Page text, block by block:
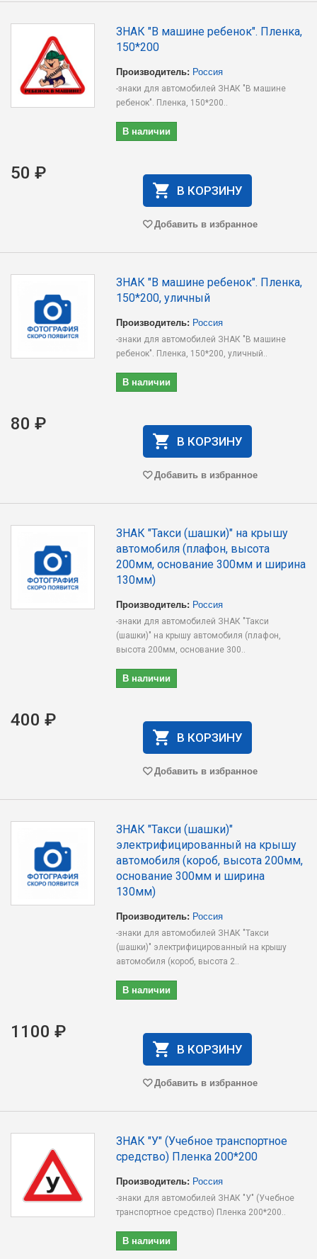
ЗНАК "В машине ребенок". Пленка,
150*200
Производитель: Россия
-знаки для автомобилей ЗНАК "В машине
ребенок". Пленка, 150*200..
В наличии
50 ₽
В КОРЗИНУ
Добавить в избранное
ЗНАК "В машине ребенок". Пленка,
150*200, уличный
Производитель: Россия
-знаки для автомобилей ЗНАК "В машине
ребенок". Пленка, 150*200, уличный..
В наличии
80 ₽
В КОРЗИНУ
Добавить в избранное
ЗНАК "Такси (шашки)" на крышу
автомобиля (плафон, высота
200мм, основание 300мм и ширина
130мм)
Производитель: Россия
-знаки для автомобилей ЗНАК "Такси
(шашки)" на крышу автомобиля (плафон,
высота 200мм, основание 300..
В наличии
400 ₽
В КОРЗИНУ
Добавить в избранное
ЗНАК "Такси (шашки)"
электрифицированный на крышу
автомобиля (короб, высота 200мм,
основание 300мм и ширина
130мм)
Производитель: Россия
-знаки для автомобилей ЗНАК "Такси
(шашки)" электрифицированный на крышу
автомобиля (короб, высота 2..
В наличии
1100 ₽
В КОРЗИНУ
Добавить в избранное
ЗНАК "У" (Учебное транспортное
средство) Пленка 200*200
Производитель: Россия
-знаки для автомобилей ЗНАК "У" (Учебное
транспортное средство) Пленка 200*200..
В наличии